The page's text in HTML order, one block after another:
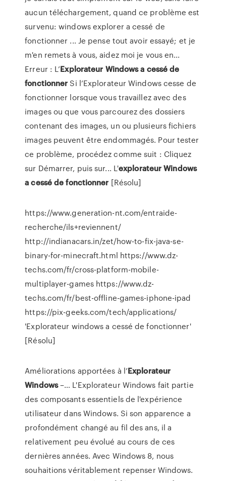
aucun téléchargement, quand ce problème est
survenu: windows explorer a cessé de
fonctionner ... Je pense tout avoir essayé; et je
m'en remets à vous, aidez moi je vous en...
Erreur : L’Explorateur Windowsa cessé de
fonctionner Si l’Explorateur Windows cesse de
fonctionner lorsque vous travaillez avec des
images ou que vous parcourez des dossiers
contenant des images, un ou plusieurs fichiers
images peuvent être endommagés. Pour tester
ce problème, procédez comme suit : Cliquez
sur Démarrer, puis sur... L'explorateur Windows
a cesséde fonctionner [Résolu]
https://www.generation-nt.com/entraide-
recherche/ils+reviennent/
http://indianacars.in/zet/how-to-fix-java-se-
binary-for-minecraft.html https://www.dz-
techs.com/fr/cross-platform-mobile-
multiplayer-games https://www.dz-
techs.com/fr/best-offline-games-iphone-ipad
https://pix-geeks.com/tech/applications/
'Explorateur windows a cessé de fonctionner'
[Résolu]
Améliorations apportées à l’Explorateur
Windows–… L'Explorateur Windows fait partie
des composants essentiels de l'expérience
utilisateur dans Windows. Si son apparence a
profondément changé au fil des ans, il a
relativement peu évolué au cours de ces
dernières années. Avec Windows 8, nous
souhaitions véritablement repenser Windows.